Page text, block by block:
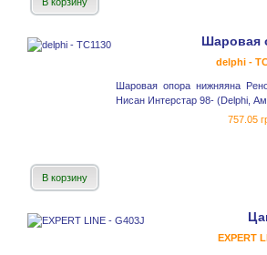
Шаровая
delphi -
Шаровая опора нижняяна
Нисан Интерстар 98- (Delphi,
757.05
В корзину
EXPERT